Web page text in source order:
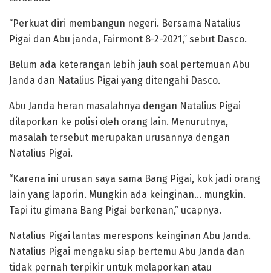
“Perkuat diri membangun negeri. Bersama Natalius
Pigai dan Abu janda, Fairmont 8-2-2021,” sebut Dasco.
Belum ada keterangan lebih jauh soal pertemuan Abu
Janda dan Natalius Pigai yang ditengahi Dasco.
Abu Janda heran masalahnya dengan Natalius Pigai
dilaporkan ke polisi oleh orang lain. Menurutnya,
masalah tersebut merupakan urusannya dengan
Natalius Pigai.
“Karena ini urusan saya sama Bang Pigai, kok jadi orang
lain yang laporin. Mungkin ada keinginan… mungkin.
Tapi itu gimana Bang Pigai berkenan,” ucapnya.
Natalius Pigai lantas merespons keinginan Abu Janda.
Natalius Pigai mengaku siap bertemu Abu Janda dan
tidak pernah terpikir untuk melaporkan atau